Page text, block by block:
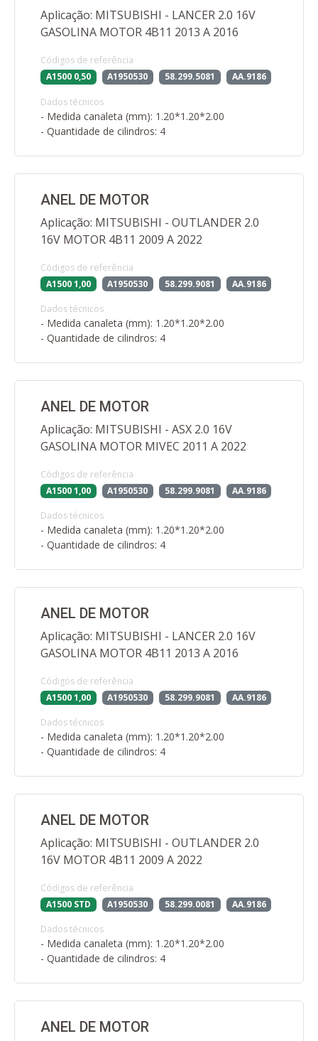
Aplicação: MITSUBISHI - LANCER 2.0 16V
GASOLINA MOTOR 4B11 2013 A 2016
Códigos de referência
A1500 0,50
A1950530 58.299.5081 AA.9186
Dados técnicos
- Medida canaleta (mm): 1.20*1.20*2.00
- Quantidade de cilindros: 4
ANEL DE MOTOR
Aplicação: MITSUBISHI - OUTLANDER 2.0
16V MOTOR 4B11 2009 A 2022
Códigos de referência
A1500 1,00
A1950530 58.299.9081 AA.9186
Dados técnicos
- Medida canaleta (mm): 1.20*1.20*2.00
- Quantidade de cilindros: 4
ANEL DE MOTOR
Aplicação: MITSUBISHI - ASX 2.0 16V
GASOLINA MOTOR MIVEC 2011 A 2022
Códigos de referência
A1500 1,00
A1950530 58.299.9081 AA.9186
Dados técnicos
- Medida canaleta (mm): 1.20*1.20*2.00
- Quantidade de cilindros: 4
ANEL DE MOTOR
Aplicação: MITSUBISHI - LANCER 2.0 16V
GASOLINA MOTOR 4B11 2013 A 2016
Códigos de referência
A1500 1,00
A1950530 58.299.9081 AA.9186
Dados técnicos
- Medida canaleta (mm): 1.20*1.20*2.00
- Quantidade de cilindros: 4
ANEL DE MOTOR
Aplicação: MITSUBISHI - OUTLANDER 2.0
16V MOTOR 4B11 2009 A 2022
Códigos de referência
A1500 STD
A1950530 58.299.0081 AA.9186
Dados técnicos
- Medida canaleta (mm): 1.20*1.20*2.00
- Quantidade de cilindros: 4
ANEL DE MOTOR